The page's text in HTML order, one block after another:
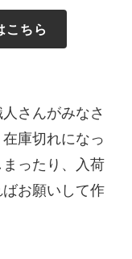
こちら
さんがみなさ
庫切れになっ
ったり、入荷
お願いして作